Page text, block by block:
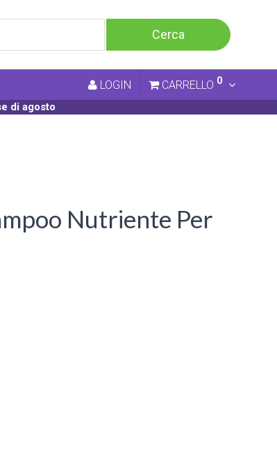
LOGIN CARRELLO 0
di agosto
Nutriente Per